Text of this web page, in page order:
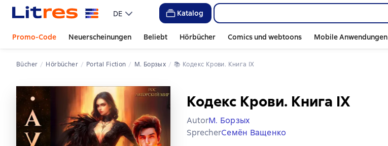
DE Katalog
Promo-Code Neuerscheinungen Beliebt Hörbücher Comics und webtoons Mobile Anwendungen
Bücher Hörbücher Portal Fiction М. Борзых 📚 Кодекс Крови. Книга IХ
Кодекс Крови. Книга IХ
AutorМ. Борзых
SprecherСемён Ващенко